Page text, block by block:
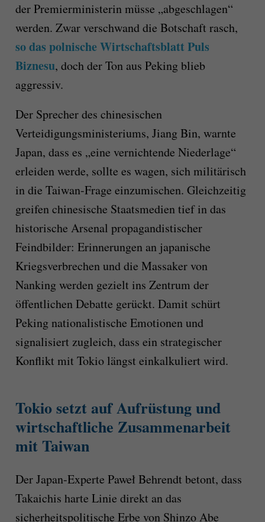
der Premierministerin müsse „abgeschlagen“
werden. Zwar verschwand die Botschaft rasch,
so das polnische Wirtschaftsblatt Puls
Biznesu, doch der Ton aus Peking blieb
aggressiv.
Der Sprecher des chinesischen
Verteidigungsministeriums, Jiang Bin, warnte
Japan, dass es „eine vernichtende Niederlage“
erleiden werde, sollte es wagen, sich militärisch
in die Taiwan-Frage einzumischen. Gleichzeitig
greifen chinesische Staatsmedien tief in das
historische Arsenal propagandistischer
Feindbilder: Erinnerungen an japanische
Kriegsverbrechen und die Massaker von
Nanking werden gezielt ins Zentrum der
öffentlichen Debatte gerückt. Damit schürt
Peking nationalistische Emotionen und
signalisiert zugleich, dass ein strategischer
Konflikt mit Tokio längst einkalkuliert wird.
Tokio setzt auf Aufrüstung und
wirtschaftliche Zusammenarbeit
mit Taiwan
Der Japan-Experte Paweł Behrendt betont, dass
Takaichis harte Linie direkt an das
sicherheitspolitische Erbe von Shinzo Abe